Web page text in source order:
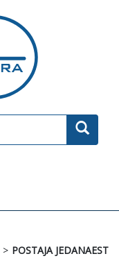
> POSTAJA JEDANAEST